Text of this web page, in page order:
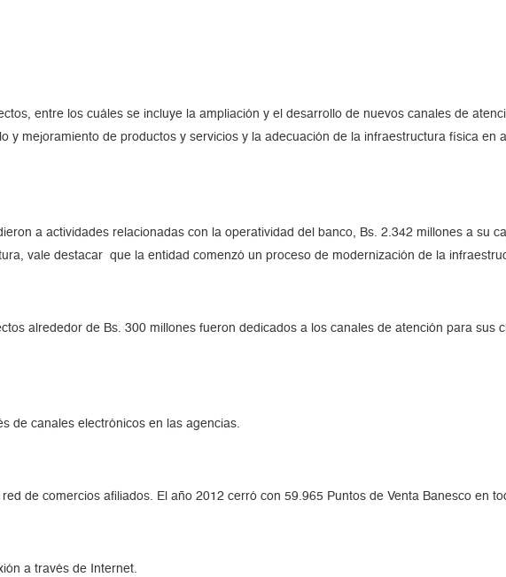
entre los cuáles se incluye la ampliación y el desarrollo de nuevos canales de
y mejoramiento de productos y servicios y la adecuación de la infraestructura física en
a actividades relacionadas con la operatividad del banco, Bs. 2.342 millones a su
vale destacar que la entidad comenzó un proceso de modernización de la
alrededor de Bs. 300 millones fueron dedicados a los canales de atención para sus
de canales electrónicos en las agencias.
de comercios afiliados. El año 2012 cerró con 59.965 Puntos de Venta Banesco en
a través de Internet.